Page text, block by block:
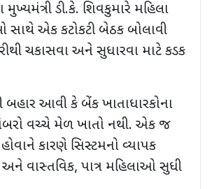
મુખ્યમંત્રી ડી.કે. શિવકુમારે મહિલા
એક કટોકટી બેઠક બોલાવી
ચકાસવા અને સુધારવા માટે કડક
બહાર આવી કે બેંક ખાતાધારકોના
વચ્ચે મેળ ખાતો નથી. એક જ
કારણે સિસ્ટમનો વ્યાપક
વાસ્તવિક, પાત્ર મહિલાઓ સુધી